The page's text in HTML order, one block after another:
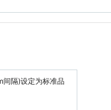
隔)设定为标准品